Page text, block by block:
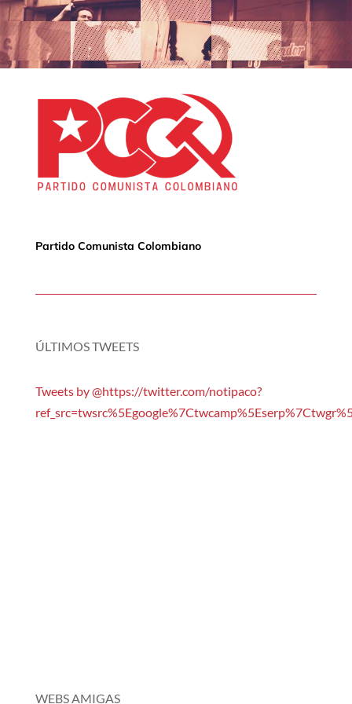
Partido Comunista Colombiano
ÚLTIMOS TWEETS
Tweets by @https://twitter.com/notipaco?
WEBS AMIGAS